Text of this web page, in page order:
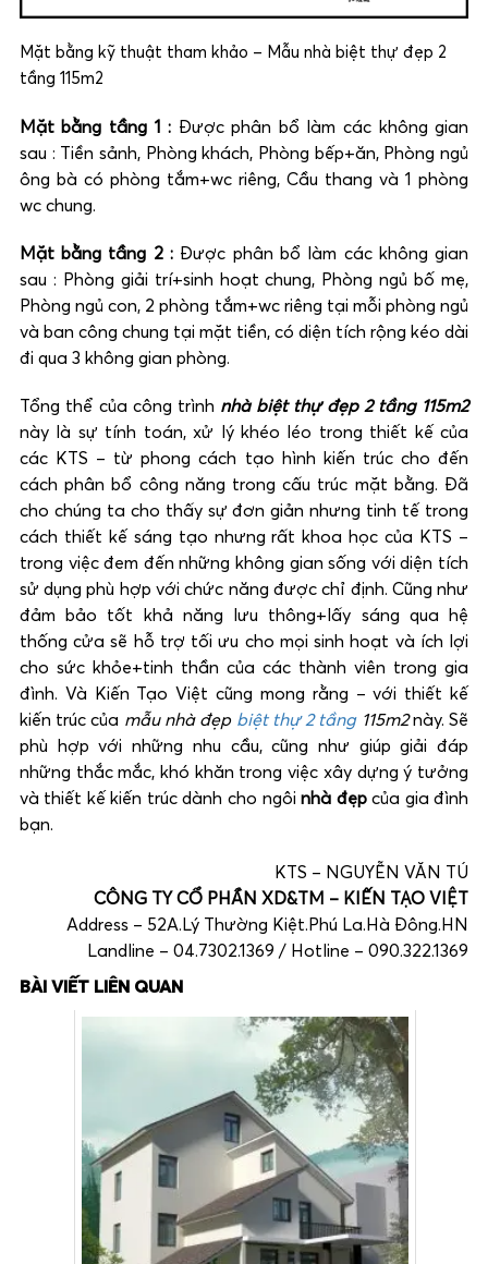
Mặt bằng kỹ thuật tham khảo – Mẫu nhà biệt thự đẹp 2
tầng 115m2
Mặt bằng tầng 1 : Được phân bổ làm các không gian
sau : Tiền sảnh, Phòng khách, Phòng bếp+ăn, Phòng ngủ
ông bà có phòng tắm+wc riêng, Cầu thang và 1 phòng
wc chung.
Mặt bằng tầng 2 : Được phân bổ làm các không gian
sau : Phòng giải trí+sinh hoạt chung, Phòng ngủ bố mẹ,
Phòng ngủ con, 2 phòng tắm+wc riêng tại mỗi phòng ngủ
và ban công chung tại mặt tiền, có diện tích rộng kéo dài
đi qua 3 không gian phòng.
Tổng thể của công trình nhà biệt thự đẹp 2 tầng 115m2
này là sự tính toán, xử lý khéo léo trong thiết kế của
các KTS – từ phong cách tạo hình kiến trúc cho đến
cách phân bổ công năng trong cấu trúc mặt bằng. Đã
cho chúng ta cho thấy sự đơn giản nhưng tinh tế trong
cách thiết kế sáng tạo nhưng rất khoa học của KTS –
trong việc đem đến những không gian sống với diện tích
sử dụng phù hợp với chức năng được chỉ định. Cũng như
đảm bảo tốt khả năng lưu thông+lấy sáng qua hệ
thống cửa sẽ hỗ trợ tối ưu cho mọi sinh hoạt và ích lợi
cho sức khỏe+tinh thần của các thành viên trong gia
đình. Và Kiến Tạo Việt cũng mong rằng – với thiết kế
kiến trúc của mẫu nhà đẹp biệt thự 2 tầng115m2này. Sẽ
phù hợp với những nhu cầu, cũng như giúp giải đáp
những thắc mắc, khó khăn trong việc xây dựng ý tưởng
và thiết kế kiến trúc dành cho ngôinhà đẹpcủa gia đình
bạn.
KTS – NGUYỄN VĂN TÚ
CÔNG TY CỔ PHẦN XD&TM – KIẾN TẠO VIỆT
Address – 52A.Lý Thường Kiệt.Phú La.Hà Đông.HN
Landline – 04.7302.1369 / Hotline – 090.322.1369
BÀI VIẾT LIÊN QUAN